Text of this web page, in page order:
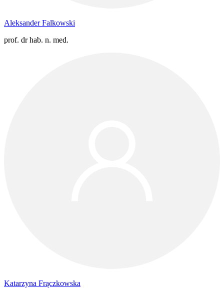
Aleksander Falkowski
prof. dr hab. n. med.
Katarzyna Frączkowska